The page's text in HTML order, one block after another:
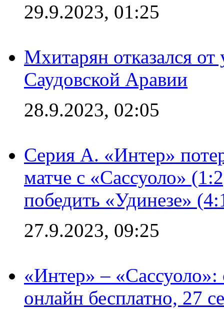
29.9.2023, 01:25
Мхитарян отказался от
Саудовской Аравии
28.9.2023, 02:05
Серия А. «Интер»
матче с «Сассуоло»
победить «Удинезе»
27.9.2023, 09:25
«Интер» –
онлайн бесплатно, 27